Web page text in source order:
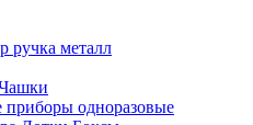
ручка металл
приборы одноразовые